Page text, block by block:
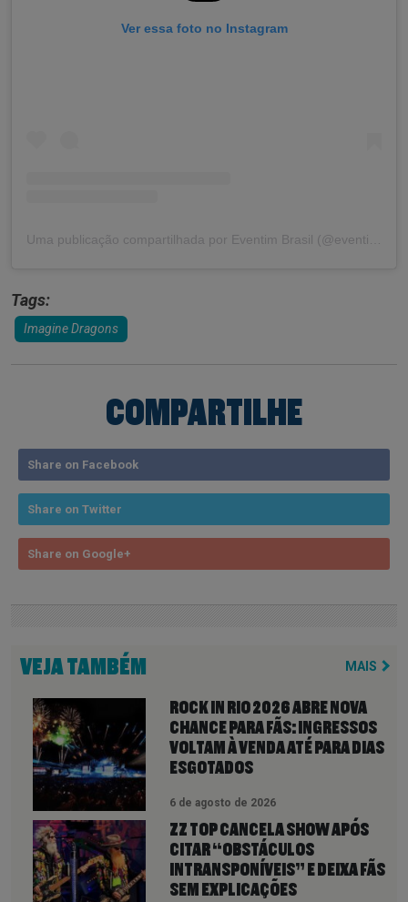
Ver essa foto no Instagram
Tags:
Imagine Dragons
COMPARTILHE
Share on Facebook
Share on Twitter
Share on Google+
VEJA TAMBÉM MAIS
ROCK IN RIO 2026 ABRE NOVA
CHANCE PARA FÃS: INGRESSOS
VOLTAM À VENDA ATÉ PARA DIAS
ESGOTADOS
6 de agosto de 2026
ZZ TOP CANCELA SHOW APÓS
CITAR “OBSTÁCULOS
INTRANSPONÍVEIS” E DEIXA FÃS
SEM EXPLICAÇÕES